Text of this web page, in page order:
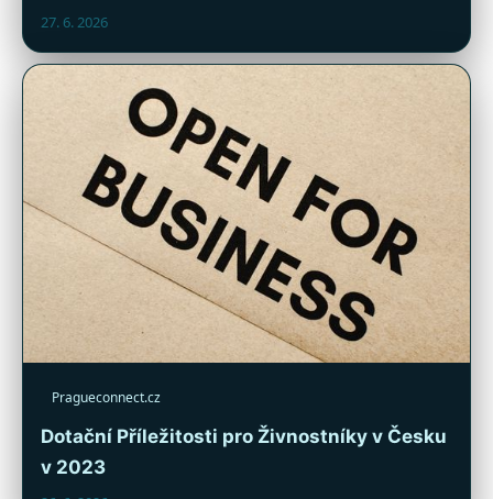
27. 6. 2026
Pragueconnect.cz
Dotační Příležitosti pro Živnostníky v Česku
v 2023